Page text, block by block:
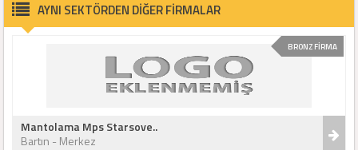
AYNI SEKTÖRDEN DİĞER FİRMALAR
BRONZ FİRMA
Mantolama Mps Starsove..
Bartın - Merkez